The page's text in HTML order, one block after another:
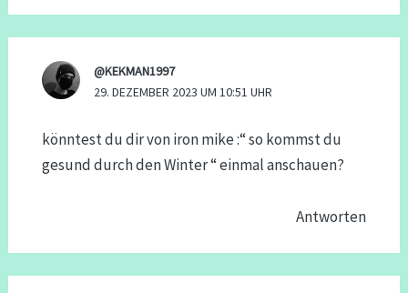
@KEKMAN1997
29. DEZEMBER 2023 UM 10:51 UHR
könntest du dir von iron mike :“ so kommst du
gesund durch den Winter “ einmal anschauen?
Antworten